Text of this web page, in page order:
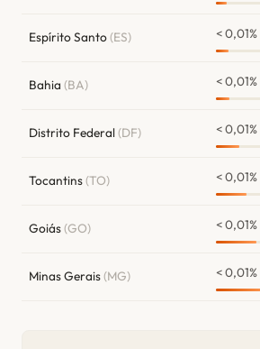
Espírito Santo(ES) < 0,01%
Bahia (BA) < 0,01%
Distrito Federal(DF) < 0,01%
Tocantins(TO) < 0,01%
Goiás(GO) < 0,01%
Minas Gerais(MG) < 0,01%